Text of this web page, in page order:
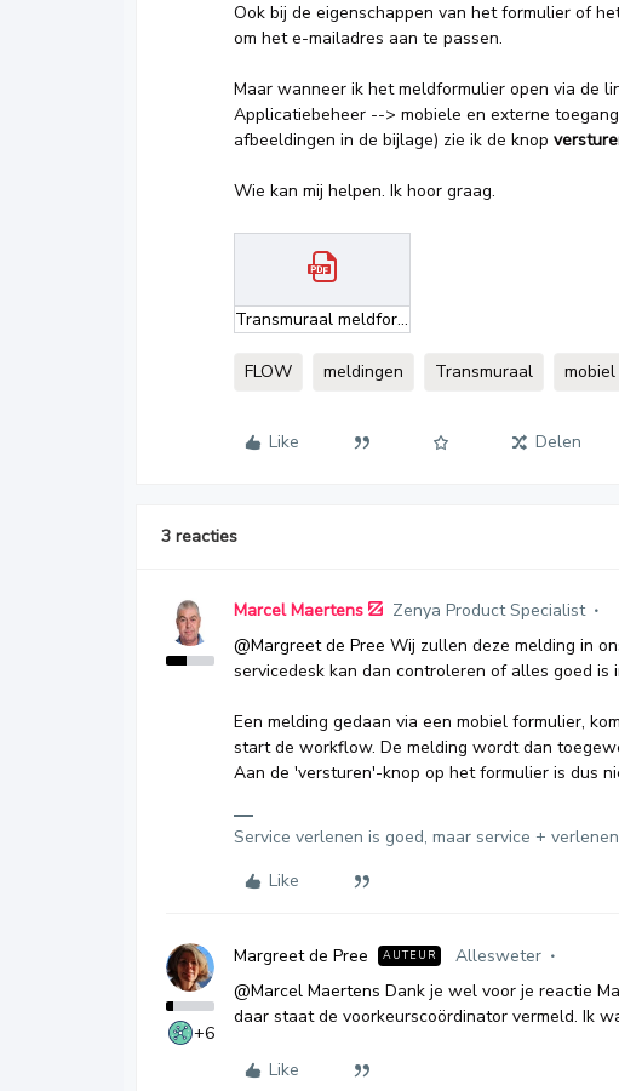
Ook bij de eigenschappen van het formulier of
om het e-mailadres aan te passen.
Maar wanneer ik het meldformulier open via de
Applicatiebeheer --> mobiele en externe
afbeeldingen in de bijlage) zie ik de knop
Wie kan mij helpen. Ik hoor graag.
Transmuraal meldformulier.pdf
FLOW meldingen Transmuraal
Like Delen
3 reacties
Marcel Maertens Zenya Product Specialist
@Margreet de Pree Wij zullen deze melding in
servicedesk kan dan controleren of alles goed is
Een melding gedaan via een mobiel formulier,
start de workflow. De melding wordt dan
Aan de 'versturen'-knop op het formulier is dus
Service verlenen is goed, maar service +
Like
+6
Margreet de Pree AUTEUR Allesweter
@Marcel Maertens Dank je wel voor je reactie
daar staat de voorkeurscoördinator vermeld. Ik
Like